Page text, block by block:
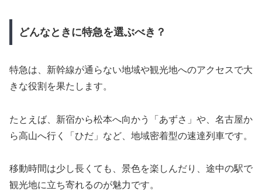
どんなときに特急を選ぶべき？
特急は、新幹線が通らない地域や観光地へのアクセスで大
きな役割を果たします。
たとえば、新宿から松本へ向かう「あずさ」や、名古屋か
ら高山へ行く「ひだ」など、地域密着型の速達列車です。
移動時間は少し長くても、景色を楽しんだり、途中の駅で
観光地に立ち寄れるのが魅力です。